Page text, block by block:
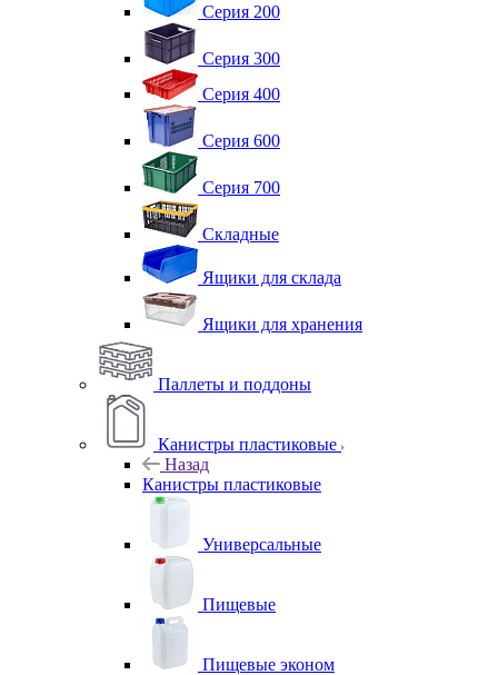
Серия 200
Серия 300
Серия 400
Серия 600
Серия 700
Складные
Ящики для склада
Ящики для хранения
Паллеты и поддоны
Канистры пластиковые
Назад
Канистры пластиковые
Универсальные
Пищевые
Пищевые эконом